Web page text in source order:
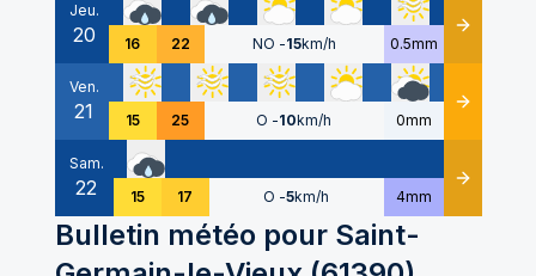
Jeu.
20 16 22 NO -15km/h 0.5mm Détails
Ven.
21 15 25 O -10km/h 0mm Détails
Sam.
22 15 17 O -5km/h 4mm Détails
Bulletin météo pour Saint-